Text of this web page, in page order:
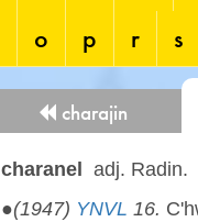
o
p r s
charajin
charanel
adj. Radin.
●(1947) YNVL 16.